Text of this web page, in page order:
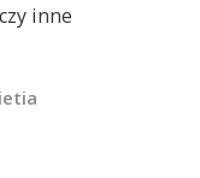
inne